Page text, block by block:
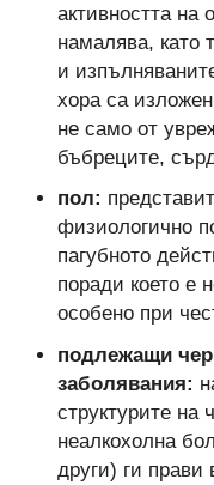
активността на
намалява, като
и
хора са
не само от
бъбреците,
пол:
физиологично
пагубното
поради което е
особено при
подлежащи
заболявания:
структурите на
неалкохолна
други) ги